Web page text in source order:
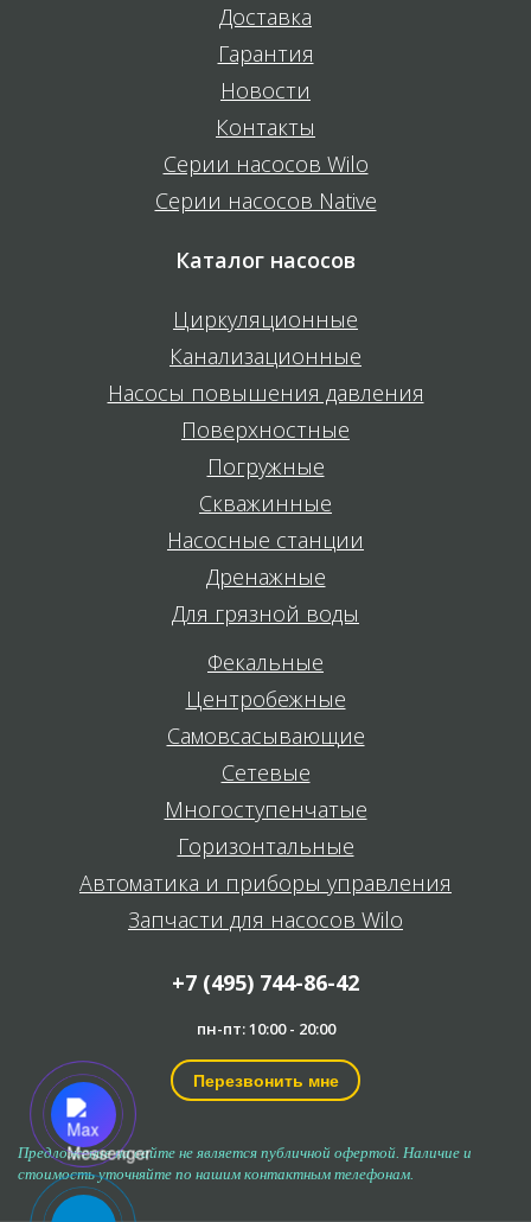
Доставка
Гарантия
Новости
Контакты
Серии насосов Wilo
Серии насосов Native
Каталог насосов
Циркуляционные
Канализационные
Насосы повышения давления
Поверхностные
Погружные
Скважинные
Насосные станции
Дренажные
Для грязной воды
Фекальные
Центробежные
Самовсасывающие
Сетевые
Многоступенчатые
Горизонтальные
Автоматика и приборы управления
Запчасти для насосов Wilo
+7 (495) 744-86-42
пн-пт: 10:00 - 20:00
Перезвонить мне
Предложение на сайте не является публичной офертой. Наличие и
стоимость уточняйте по нашим контактным телефонам.